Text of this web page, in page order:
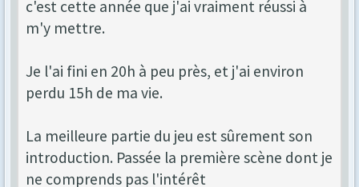
c'est cette année que j'ai vraiment réussi à
m'y mettre.
Je l'ai fini en 20h à peu près, et j'ai environ
perdu 15h de ma vie.
La meilleure partie du jeu est sûrement son
introduction. Passée la première scène dont je
ne comprends pas l'intérêt